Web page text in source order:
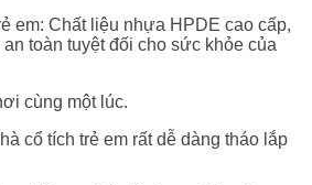
em: Chất liệu nhựa HPDE cao cấp,
toàn tuyệt đối cho sức khỏe của
cùng một lúc.
cổ tích trẻ em rất dễ dàng tháo lắp